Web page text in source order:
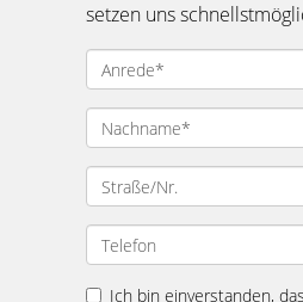
setzen uns
Ich bin einverstanden,